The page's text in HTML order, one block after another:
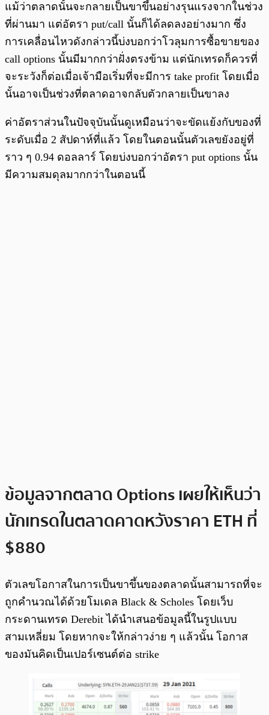
แม้ว่าตลาดนั้นจะกลายเป็นขาขึ้นอย่างรุนแรงจากในช่วง
ที่ผ่านมา แต่อัตรา put/call นั้นก็ได้ลดลงอย่างมาก ซึ่ง
การเคลื่อนไหวดังกล่าวนี้บ่งบอกว่าโวลุมการซื้อขายของ
call options นั้นมีมากกว่าฝั่งตรงข้าม แต่นักเทรดก็ควรที่
จะระวังก็ต่อเมื่อเจ้ามือเริ่มที่จะมีการ take profit โดยเมื่อ
นั้นอาจเป็นช่วงที่ตลาดอาจกลับตัวกลายเป็นขาลง
ค่าอัตราส่วนในปัจจุบันนั้นดูเหมือนว่าจะขัดแย้งกับของที่
ระดับเมื่อ 2 สัปดาห์ที่แล้ว โดยในตอนนั้นตัวเลขยังอยู่ที่
ราว ๆ 0.94 ดอลลาร์ โดยบ่งบอกว่าอัตรา put options นั้น
มีความสมดุลมากกว่าในตอนนี้
ข้อมูลจากตลาด Options เผยให้เห็นว่า
นักเทรดในตลาดคาดหวังราคา ETH ที่
$880
ตัวเลขโอกาสในการเป็นขาขึ้นของตลาดนั้นสามารถที่จะ
ถูกคำนวณได้ด้วยโมเดล Black & Scholes โดยเว็บ
กระดานเทรด Derebit ได้นำเสนอข้อมูลนี้ในรูปแบบ
สามเหลี่ยม โดยหากจะให้กล่าวง่าย ๆ แล้วนั้น โอกาส
ของมันคิดเป็นเปอร์เซนต์ต่อ strike